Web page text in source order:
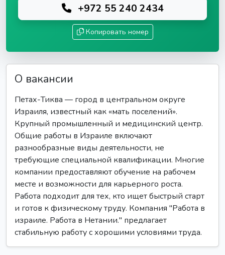
+972 55 240 2434
Копировать номер
О вакансии
Петах-Тиква — город в центральном округе
Израиля, известный как «мать поселений».
Крупный промышленный и медицинский центр.
Общие работы в Израиле включают
разнообразные виды деятельности, не
требующие специальной квалификации. Многие
компании предоставляют обучение на рабочем
месте и возможности для карьерного роста.
Работа подходит для тех, кто ищет быстрый старт
и готов к физическому труду. Компания "Работа в
израиле. Работа в Нетании." предлагает
стабильную работу с хорошими условиями труда.